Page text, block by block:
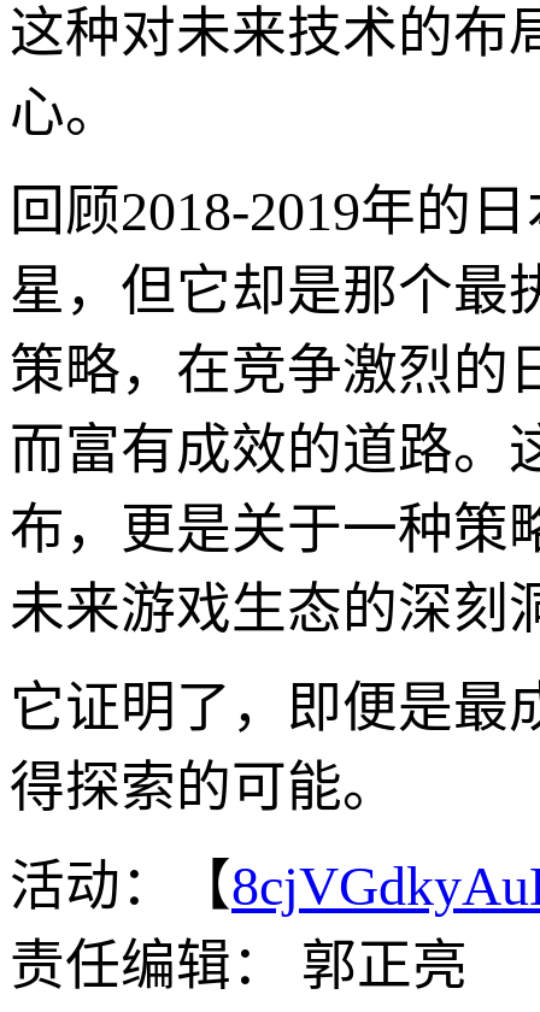
这种对未来技术的布
心。
回顾2018-2019年的
星，但它却是那个最
策略，在竞争激烈的
而富有成效的道路。
布，更是关于一种策
未来游戏生态的深刻
它证明了，即便是最
得探索的可能。
活动：【
责任编辑： 郭正亮